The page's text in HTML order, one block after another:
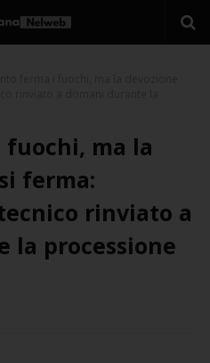
ma la
ferma:
rinviato a
la processione